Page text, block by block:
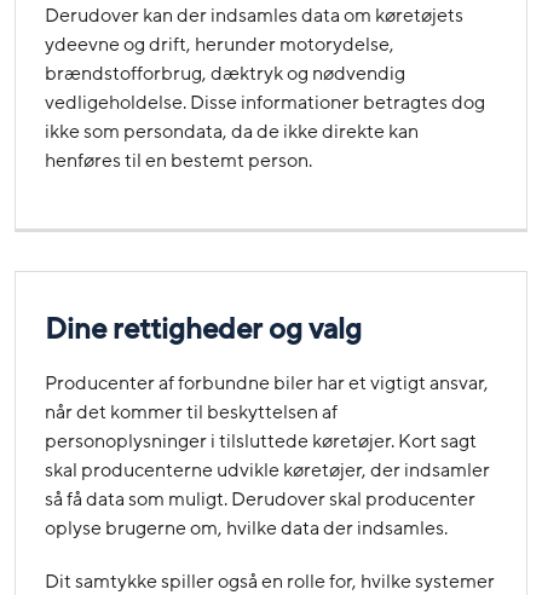
Derudover kan der indsamles data om køretøjets
ydeevne og drift, herunder motorydelse,
brændstofforbrug, dæktryk og nødvendig
vedligeholdelse. Disse informationer betragtes dog
ikke som persondata, da de ikke direkte kan
henføres til en bestemt person.
Dine rettigheder og valg
Producenter af forbundne biler har et vigtigt ansvar,
når det kommer til beskyttelsen af
personoplysninger i tilsluttede køretøjer. Kort sagt
skal producenterne udvikle køretøjer, der indsamler
så få data som muligt. Derudover skal producenter
oplyse brugerne om, hvilke data der indsamles.
Dit samtykke spiller også en rolle for, hvilke systemer